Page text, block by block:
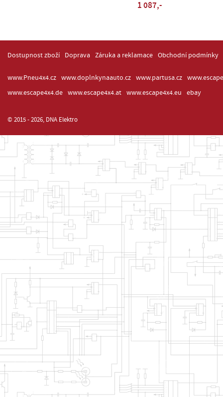
1 087,-
Dostupnost zboží Doprava Záruka a reklamace Obchodní podmínky
www.Pneu4x4.cz www.doplnkynaauto.cz www.partusa.cz
www.escape4x4.de
www.escape4x4.at www.escape4x4.eu ebay
© 2015 - 2026, DNA Elektro